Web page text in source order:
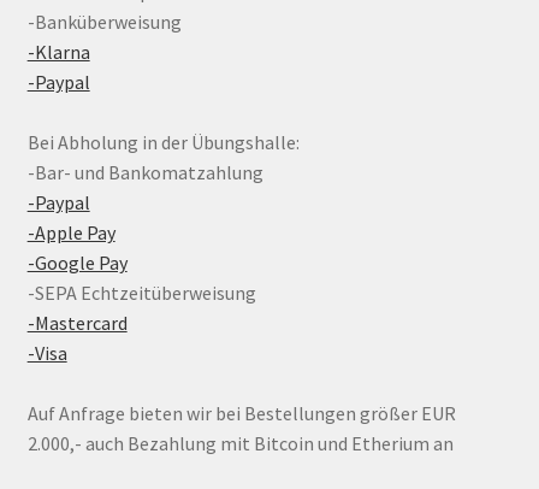
-Banküberweisung
-Klarna
-Paypal
Bei Abholung in der Übungshalle:
-Bar- und Bankomatzahlung
-Paypal
-Apple Pay
-Google Pay
-SEPA Echtzeitüberweisung
-Mastercard
-Visa
Auf Anfrage bieten wir bei Bestellungen größer EUR
2.000,- auch Bezahlung mit Bitcoin und Etherium an